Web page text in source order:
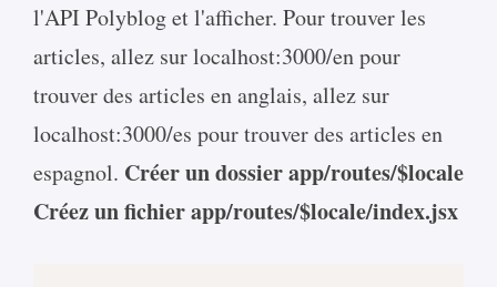
l'API Polyblog et l'afficher. Pour trouver les
articles, allez sur localhost:3000/en pour
trouver des articles en anglais, allez sur
localhost:3000/es pour trouver des articles en
espagnol. Créer un dossier app/routes/$locale
Créez un fichier app/routes/$locale/index.jsx